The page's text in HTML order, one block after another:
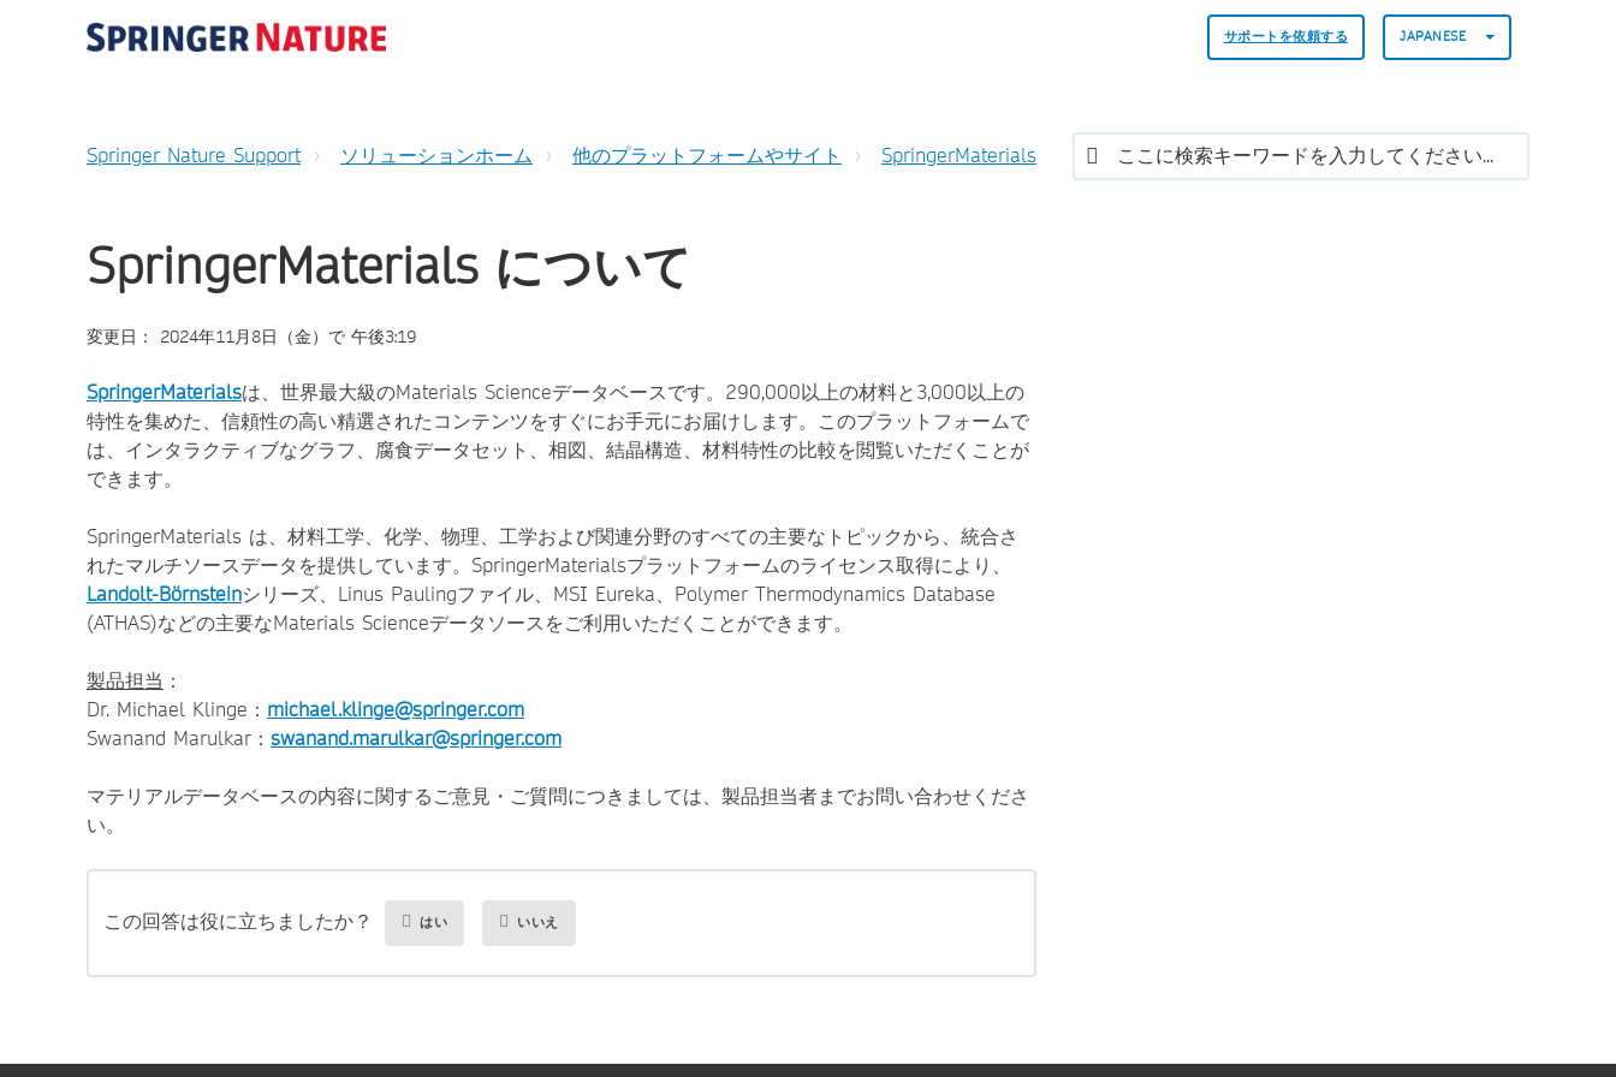
サポートを依頼する JAPANESE
Springer Nature Support ソリューションホーム 他のプラットフォームやサイト SpringerMaterials
SpringerMaterials について
変更日： 2024年11月8日（金）で 午後3:19
SpringerMaterialsは、世界最大級のMaterials Scienceデータベースです。290,000以上の材料と3,000以上の
特性を集めた、信頼性の高い精選されたコンテンツをすぐにお手元にお届けします。このプラットフォームで
は、インタラクティブなグラフ、腐食データセット、相図、結晶構造、材料特性の比較を閲覧いただくことが
できます。
SpringerMaterials は、材料工学、化学、物理、工学および関連分野のすべての主要なトピックから、統合さ
れたマルチソースデータを提供しています。SpringerMaterialsプラットフォームのライセンス取得により、
Landolt-Börnsteinシリーズ、Linus Paulingファイル、MSI Eureka、Polymer Thermodynamics Database
(ATHAS)などの主要なMaterials Scienceデータソースをご利用いただくことができます。
製品担当 ：
Dr. Michael Klinge： michael.klinge@springer.com
Swanand Marulkar： swanand.marulkar@springer.com
マテリアルデータベースの内容に関するご意見・ご質問につきましては、製品担当者までお問い合わせくださ
い。
この回答は役に立ちましたか？ はい いいえ